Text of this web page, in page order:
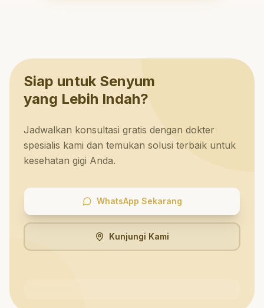
Siap untuk Senyum
yang Lebih Indah?
Jadwalkan konsultasi gratis dengan dokter
spesialis kami dan temukan solusi terbaik untuk
kesehatan gigi Anda.
WhatsApp Sekarang
Kunjungi Kami